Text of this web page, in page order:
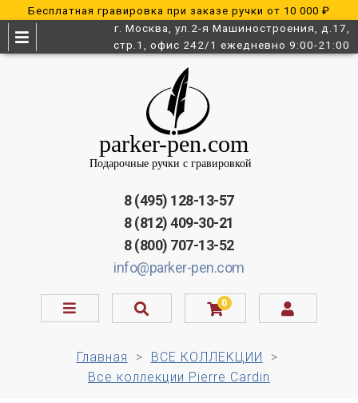
Бесплатная гравировка при заказе ручки от 10 000 ₽
г. Москва, ул.2-я Машиностроения, д.17,
стр.1, офис 242/1 ежедневно 9:00-21:00
8 (495) 128-13-57
8 (812) 409-30-21
8 (800) 707-13-52
info@parker-pen.com
0
Главная
ВСЕ КОЛЛЕКЦИИ
Все коллекции Pierre Cardin